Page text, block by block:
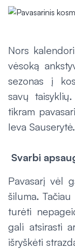
Nors
vėsoką
sezonas į
savų
tikram
Ieva Sauserytė.
Svarbi
Pavasarį vėl
šiluma.
turėti
gali atsirasti
išryškėti